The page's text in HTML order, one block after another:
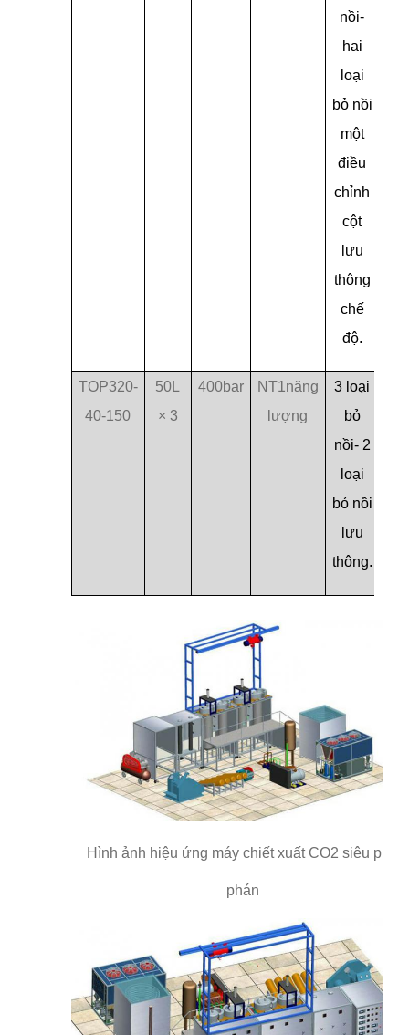
nồi-
hai
loại
bỏ nồi
một
điều
chỉnh
cột
lưu
thông
chế
độ.
TOP320-
40-150
50L
× 3
400bar
NT1năng
lượng
3 loại
bỏ
nồi- 2
loại
bỏ nồi
lưu
thông.
Hình ảnh hiệu ứng máy chiết xuất CO2 siêu phê
phán